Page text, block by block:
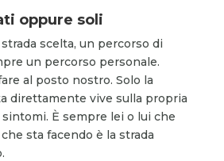
oppure soli
scelta, un percorso di
un percorso personale.
al posto nostro. Solo la
direttamente vive sulla propria
È sempre lei o lui che
sta facendo è la strada